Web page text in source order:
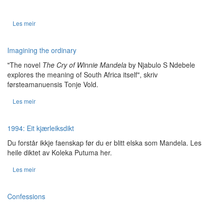
Les meir
Imagining the ordinary
"The novel The Cry of Winnie Mandela by Njabulo S Ndebele
explores the meaning of South Africa itself", skriv
førsteamanuensis Tonje Vold.
Les meir
1994: Eit kjærleiksdikt
Du forstår ikkje faenskap før du er blitt elska som Mandela. Les
heile diktet av Koleka Putuma her.
Les meir
Confessions